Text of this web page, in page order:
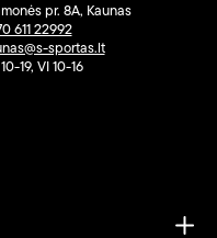
pr. 8A, Kaunas
611 22992
sportas.lt
19, VI 10-16